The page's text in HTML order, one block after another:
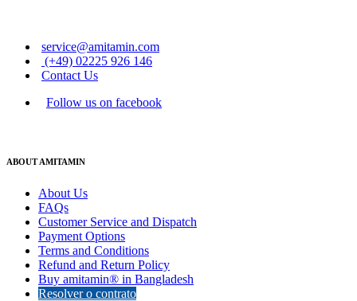
service@amitamin.com
(+49) 02225 926 146
Contact Us
Follow us on facebook
ABOUT AMITAMIN
About Us
FAQs
Customer Service and Dispatch
Payment Options
Terms and Conditions
Refund and Return Policy
Buy amitamin® in Bangladesh
Resolver o contrato